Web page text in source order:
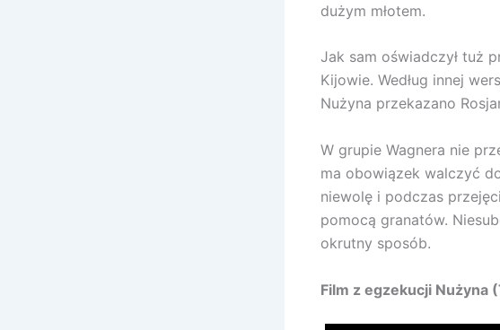
dużym młotem.
Jak sam oświadczył tuż
Kijowie. Według innej
Nużyna przekazano
W grupie Wagnera nie
ma obowiązek walczyć
niewolę i podczas
pomocą granatów.
okrutny sposób.
Film z egzekucji Nużyna